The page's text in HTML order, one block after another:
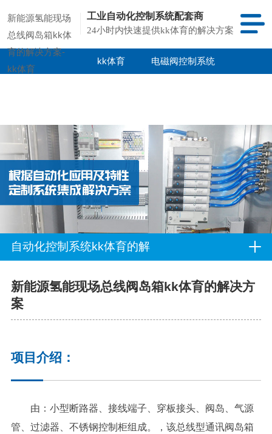
新能源氢能现场
总线阀岛箱kk体
育的解决方案-
kk体育
工业自动化控制系统配套商
24小时内快速提供kk体育的解决方案
kk体育 电磁阀控制系统
自动化控制系统kk体育的解
新能源氢能现场总线阀岛箱kk体育的解决方
案
项目介绍：
由：小型断路器、接线端子、穿板接头、阀岛、气源
管、过滤器、不锈钢控制柜组成。，该总线型通讯阀岛箱